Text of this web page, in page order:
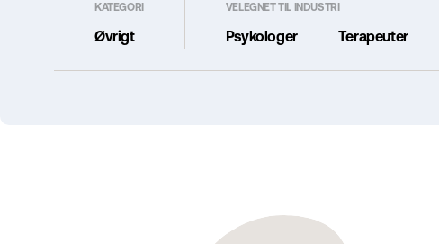
KATEGORI
Øvrigt
VELEGNET TIL INDUSTRI
Psykologer Terapeuter